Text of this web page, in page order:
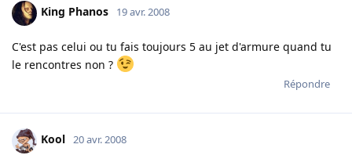
King Phanos 19 avr. 2008
C'est pas celui ou tu fais toujours 5 au jet d'armure quand tu
le rencontres non ?
Répondre
Kool 20 avr. 2008